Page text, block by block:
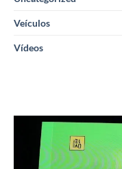
Veículos
Vídeos